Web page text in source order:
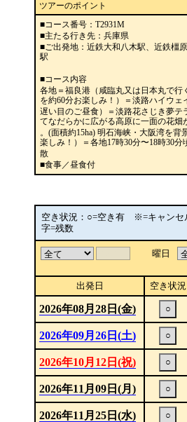
ツアーのポイント
■コース番号：T2931M
■主たる行き先：兵庫県
■ご出発地：近鉄大和八木駅、近鉄橿
駅
■コース内容
各地＝福良港（咸臨丸又は日本丸で行
を約60分お楽しみ！）＝淡路ハイウェ
遅い目のご昼食）＝淡路花さじき夢テ
てなだらかに広がる高原に一面の花畑
。(面積約15ha) 明石海峡・大阪湾を背
楽しみ！）＝各地17時30分〜18時30分
散
■食事／昼食付
空き状況：○=空き有 ※=キャン
字=残数
曜日
出発日 空き状況
2026年08月28日(金) ○
2026年09月26日(土) ○
2026年10月12日(祝) ○
2026年11月09日(月) ○
2026年11月25日(水) ○